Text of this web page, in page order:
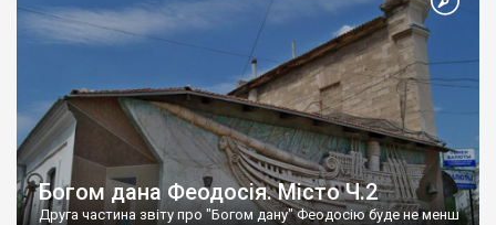
Богом дана Феодосія. Місто Ч.2
Друга частина звіту про "Богом дану" Феодосію буде не менш